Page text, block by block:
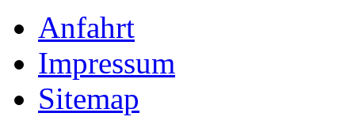
Anfahrt
Impressum
Sitemap